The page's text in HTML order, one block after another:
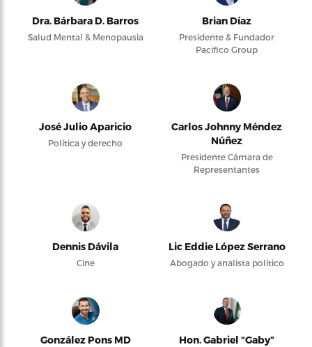
Dra. Bárbara D. Barros
Salud Mental & Menopausia
Brian Díaz
Presidente & Fundador
Pacifico Group
José Julio Aparicio
Política y derecho
Carlos Johnny Méndez
Núñez
Presidente Cámara de
Representantes
Dennis Dávila
Cine
Lic Eddie López Serrano
Abogado y analista político
González Pons MD
Hon. Gabriel “Gaby”